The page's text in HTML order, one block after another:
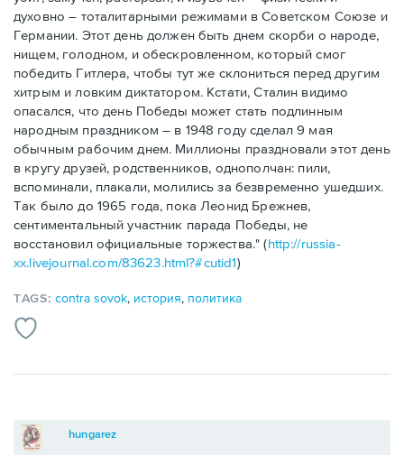
духовно – тоталитарными режимами в Советском Союзе и
Германии. Этот день должен быть днем скорби о народе,
нищем, голодном, и обескровленном, который смог
победить Гитлера, чтобы тут же склониться перед другим
хитрым и ловким диктатором. Кстати, Сталин видимо
опасался, что день Победы может стать подлинным
народным праздником – в 1948 году сделал 9 мая
обычным рабочим днем. Миллионы праздновали этот день
в кругу друзей, родственников, однополчан: пили,
вспоминали, плакали, молились за безвременно ушедших.
Так было до 1965 года, пока Леонид Брежнев,
сентиментальный участник парада Победы, не
восстановил официальные торжества." (http://russia-
xx.livejournal.com/83623.html?#cutid1)
TAGS:contra sovok, история, политика
hungarez